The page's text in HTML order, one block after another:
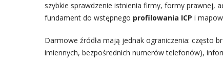
szybkie sprawdzenie istnienia firmy, formy prawnej,
fundament do wstępnego profilowania ICP i
Darmowe źródła mają jednak ograniczenia: często
imiennych, bezpośrednich numerów telefonów),